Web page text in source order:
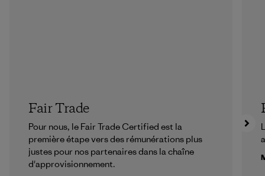
Fair Trade
Pour nous, le Fair Trade Certified est la
première étape vers des rémunérations plus
justes pour nos partenaires dans la chaîne
d'approvisionnement.